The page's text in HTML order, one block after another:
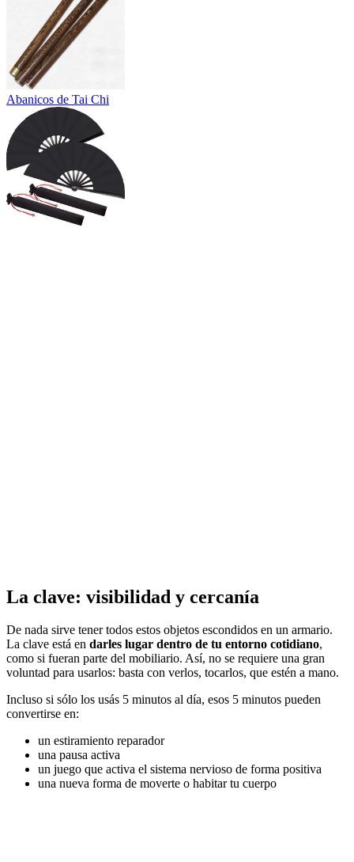
Abanicos de Tai Chi
La clave: visibilidad y cercanía
De nada sirve tener todos estos objetos escondidos en un armario.
La clave está en darles lugar dentro de tu entorno cotidiano,
como si fueran parte del mobiliario. Así, no se requiere una gran
voluntad para usarlos: basta con verlos, tocarlos, que estén a mano.
Incluso si sólo los usás 5 minutos al día, esos 5 minutos pueden
convertirse en:
un estiramiento reparador
una pausa activa
un juego que activa el sistema nervioso de forma positiva
una nueva forma de moverte o habitar tu cuerpo